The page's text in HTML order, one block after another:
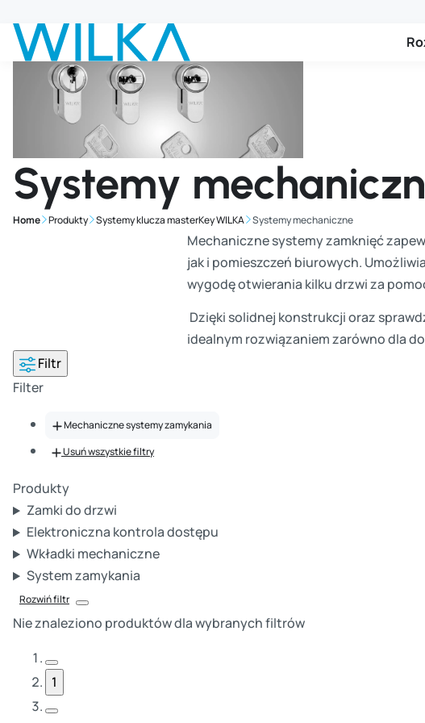
Systemy
Home Produkty Systemy klucza masterKey WILKA Systemy mechaniczne
Mechaniczne systemy zamknięć
jak i pomieszczeń biurowych.
wygodę otwierania kilku drzwi za
Dzięki solidnej konstrukcji oraz
idealnym rozwiązaniem zarówno dla
Filtr
Filter
Mechaniczne systemy zamykania
Usuń wszystkie filtry
Produkty
Zamki do drzwi
Elektroniczna kontrola dostępu
Wkładki mechaniczne
System zamykania
Rozwiń filtr
Nie znaleziono produktów dla wybranych filtrów
Poprzednia strona
1